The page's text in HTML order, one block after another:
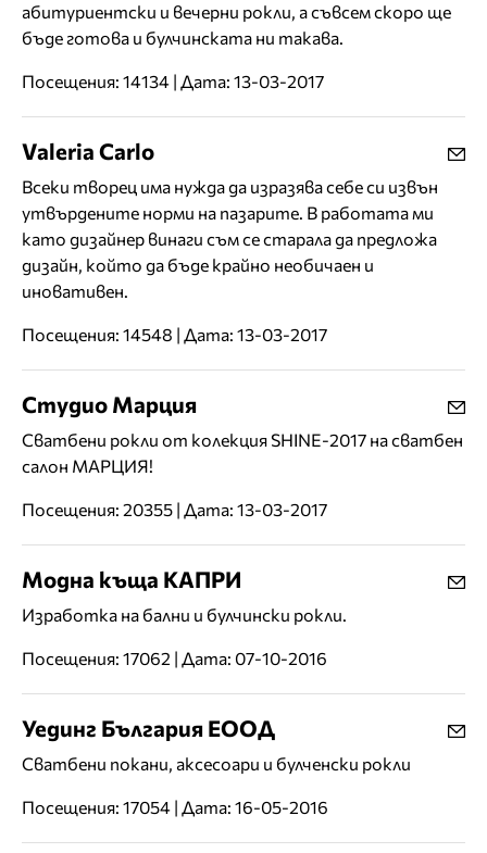
абитуриентски и вечерни рокли, а съвсем скоро ще
бъде готова и булчинската ни такава.
Посещения: 14134 | Дата: 13-03-2017
Valeria Carlo
Всеки творец има нужда да изразява себе си извън
утвърдените норми на пазарите. В работата ми
като дизайнер винаги съм се старала да предложа
дизайн, който да бъде крайно необичаен и
иновативен.
Посещения: 14548 | Дата: 13-03-2017
Студио Марция
Сватбени рокли от колекция SHINE-2017 на сватбен
салон МАРЦИЯ!
Посещения: 20355 | Дата: 13-03-2017
Модна къща КАПРИ
Изработка на бални и булчински рокли.
Посещения: 17062 | Дата: 07-10-2016
Уединг България ЕООД
Сватбени покани, аксесоари и булченски рокли
Посещения: 17054 | Дата: 16-05-2016